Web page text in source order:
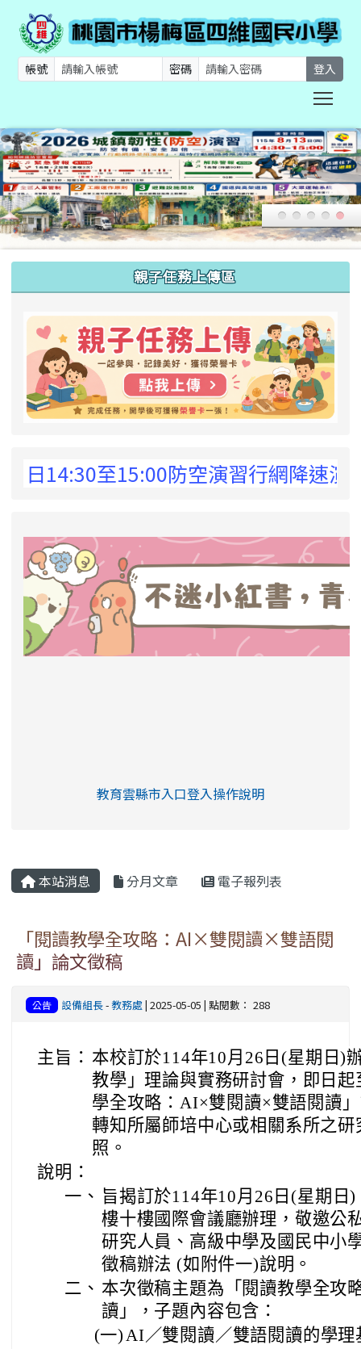
帳號 密碼 登入
親子任務上傳區
至15:00防空演習行網降速演練，
link to https://eliteracy.edu.tw/Shorts/
教育雲縣市入口登入操作說明
本站消息 分月文章 電子報列表
「閱讀教學全攻略：AI×雙閱讀×雙語閱
讀」論文徵稿
公告 設備組長-教務處 | 2025-05-05 | 點閱數： 288
主旨： 本校訂於114年10月26日(星期日)
教學」理論與實務研討會，即日
學全攻略：AI×雙閱讀×雙語閱讀
轉知所屬師培中心或相關系所之
照。
說明：
一、 旨揭訂於114年10月26日(星期日
樓十樓國際會議廳辦理，敬邀公
研究人員、高級中學及國民中小
徵稿辦法 (如附件一)說明。
二、 本次徵稿主題為「閱讀教學全攻
讀」，子題內容包含：
(一)AI／雙閱讀／雙語閱讀的學理